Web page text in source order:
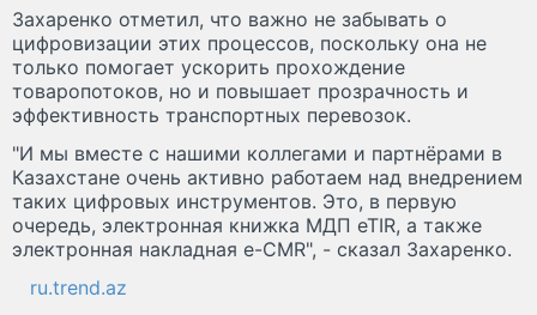
Захаренко отметил, что важно не забывать о
цифровизации этих процессов, поскольку она не
только помогает ускорить прохождение
товаропотоков, но и повышает прозрачность и
эффективность транспортных перевозок.
"И мы вместе с нашими коллегами и партнёрами в
Казахстане очень активно работаем над внедрением
таких цифровых инструментов. Это, в первую
очередь, электронная книжка МДП eTIR, а также
электронная накладная e-CMR", - сказал Захаренко.
ru.trend.az